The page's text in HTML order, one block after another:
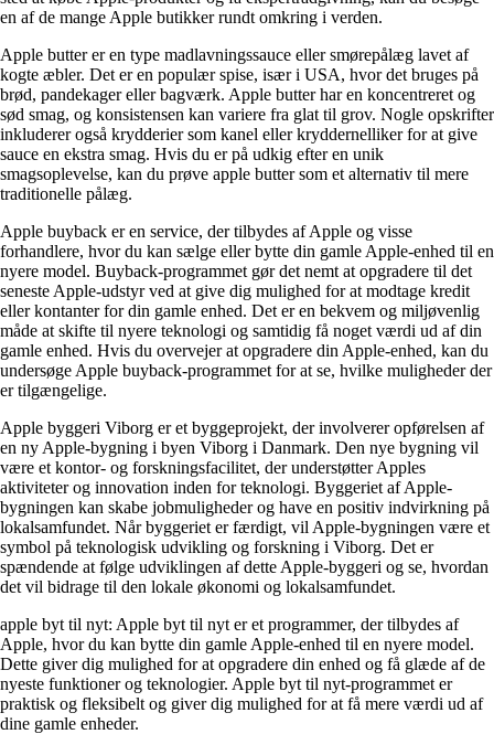
en af de mange Apple butikker rundt omkring i verden.
Apple butter er en type madlavningssauce eller smørepålæg lavet af
kogte æbler. Det er en populær spise, især i USA, hvor det bruges på
brød, pandekager eller bagværk. Apple butter har en koncentreret og
sød smag, og konsistensen kan variere fra glat til grov. Nogle opskrifter
inkluderer også krydderier som kanel eller kryddernelliker for at give
sauce en ekstra smag. Hvis du er på udkig efter en unik
smagsoplevelse, kan du prøve apple butter som et alternativ til mere
traditionelle pålæg.
Apple buyback er en service, der tilbydes af Apple og visse
forhandlere, hvor du kan sælge eller bytte din gamle Apple-enhed til en
nyere model. Buyback-programmet gør det nemt at opgradere til det
seneste Apple-udstyr ved at give dig mulighed for at modtage kredit
eller kontanter for din gamle enhed. Det er en bekvem og miljøvenlig
måde at skifte til nyere teknologi og samtidig få noget værdi ud af din
gamle enhed. Hvis du overvejer at opgradere din Apple-enhed, kan du
undersøge Apple buyback-programmet for at se, hvilke muligheder der
er tilgængelige.
Apple byggeri Viborg er et byggeprojekt, der involverer opførelsen af
en ny Apple-bygning i byen Viborg i Danmark. Den nye bygning vil
være et kontor- og forskningsfacilitet, der understøtter Apples
aktiviteter og innovation inden for teknologi. Byggeriet af Apple-
bygningen kan skabe jobmuligheder og have en positiv indvirkning på
lokalsamfundet. Når byggeriet er færdigt, vil Apple-bygningen være et
symbol på teknologisk udvikling og forskning i Viborg. Det er
spændende at følge udviklingen af dette Apple-byggeri og se, hvordan
det vil bidrage til den lokale økonomi og lokalsamfundet.
apple byt til nyt: Apple byt til nyt er et programmer, der tilbydes af
Apple, hvor du kan bytte din gamle Apple-enhed til en nyere model.
Dette giver dig mulighed for at opgradere din enhed og få glæde af de
nyeste funktioner og teknologier. Apple byt til nyt-programmet er
praktisk og fleksibelt og giver dig mulighed for at få mere værdi ud af
dine gamle enheder.